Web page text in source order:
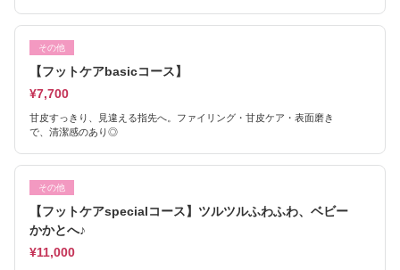
その他
【フットケアbasicコース】
¥7,700
甘皮すっきり、見違える指先へ。ファイリング・甘皮ケア・表面磨き
で、清潔感のあり◎
その他
【フットケアspecialコース】ツルツルふわふわ、ベビー
かかとへ♪
¥11,000